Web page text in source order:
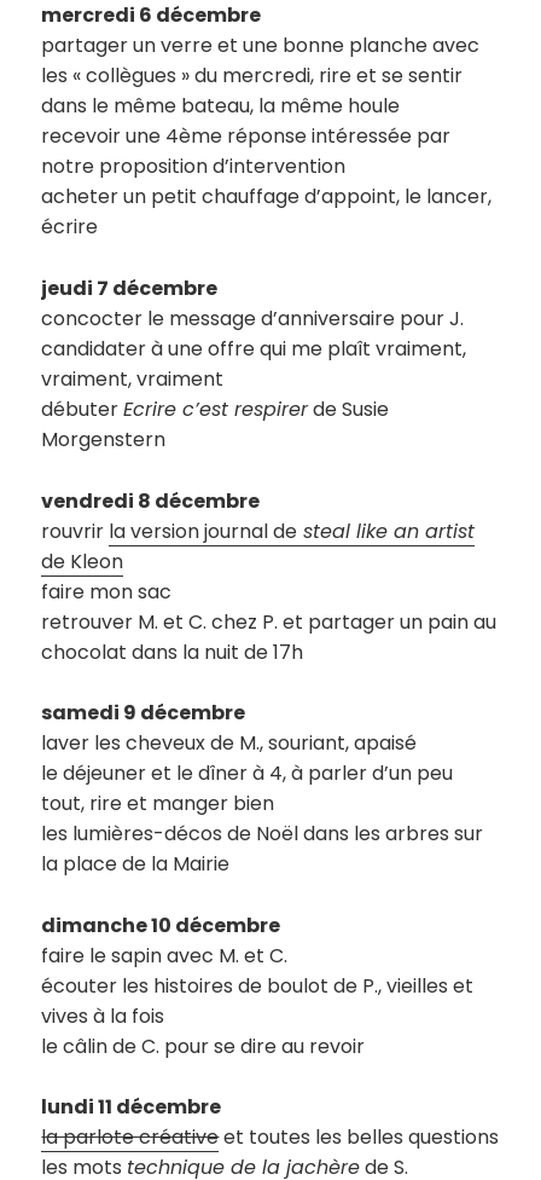
mercredi 6 décembre
partager un verre et une bonne planche avec
les « collègues » du mercredi, rire et se sentir
dans le même bateau, la même houle
recevoir une 4ème réponse intéressée par
notre proposition d’intervention
acheter un petit chauffage d’appoint, le lancer,
écrire
jeudi 7 décembre
concocter le message d’anniversaire pour J.
candidater à une offre qui me plaît vraiment,
vraiment, vraiment
débuterEcrire c’est respirerde Susie
Morgenstern
vendredi 8 décembre
rouvrir la version journal de steal like an artist
de Kleon
faire mon sac
retrouver M. et C. chez P. et partager un pain au
chocolat dans la nuit de 17h
samedi 9 décembre
laver les cheveux de M., souriant, apaisé
le déjeuner et le dîner à 4, à parler d’un peu
tout, rire et manger bien
les lumières-décos de Noël dans les arbres sur
la place de la Mairie
dimanche 10 décembre
faire le sapin avec M. et C.
écouter les histoires de boulot de P., vieilles et
vives à la fois
le câlin de C. pour se dire au revoir
lundi 11 décembre
la parlote créativeet toutes les belles questions
les mots technique de la jachèrede S.